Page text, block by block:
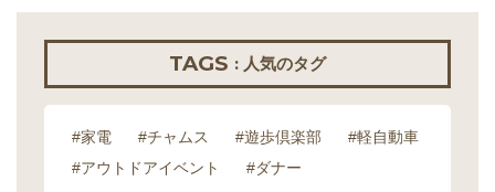
TAGS : 人気のタグ
#家電 #チャムス #遊歩倶楽部
#軽自動車
#アウトドアイベント
#ダナー